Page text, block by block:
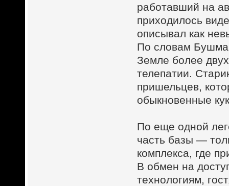
работавший на
приходилось
описывал как
По словам
Земле более
телепатии.
пришельцев,
обыкновенные
По еще одной
часть базы —
комплекса, где
В обмен на
технологиям,